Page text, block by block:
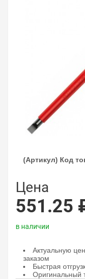
(Артикул) Код
Цена
551.25
в наличии
Актуальную
заказом
Быстрая
Оригинальный